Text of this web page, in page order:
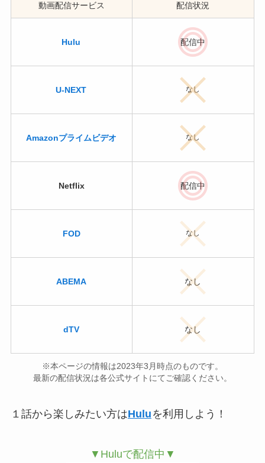
動画配信サービス 配信状況
Hulu 配信中
U-NEXT なし
Amazonプライムビデオ なし
Netflix 配信中
FOD なし
ABEMA なし
dTV なし
※本ページの情報は2023年3月時点のものです。
最新の配信状況は各公式サイトにてご確認ください。
１話から楽しみたい方はHulu を利用しよう！
▼Huluで配信中▼